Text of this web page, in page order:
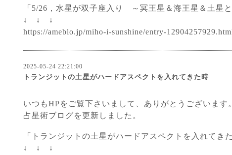
「5/26，水星が双子座入り ～冥王星＆海王星＆土星と
↓ ↓ ↓
https://ameblo.jp/miho-i-sunshine/entry-
2025-05-24 22:21:00
トランジットの土星がハードアスペクトを入れてきた時
いつもHPをご覧下さいまして、ありがとうございます。
占星術ブログを更新しました。
「トランジットの土星がハードアスペクトを入れてきた
↓ ↓ ↓